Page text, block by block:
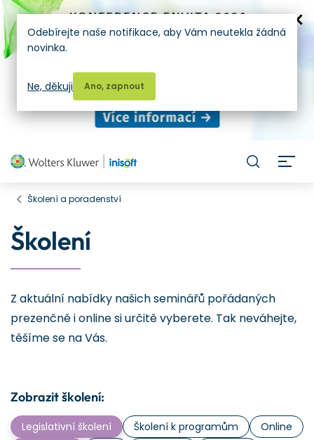
Školení a poradenství
Školení
Z aktuální nabídky našich seminářů pořádaných
prezenčně i online si určitě vyberete. Tak neváhejte,
těšíme se na Vás.
Zobrazit školení:
Legislativní školení Školení k programům
Online
Odebírejte naše notifikace, aby Vám neutekla žádná
novinka.
Ano, zapnout
Ne, děkuji